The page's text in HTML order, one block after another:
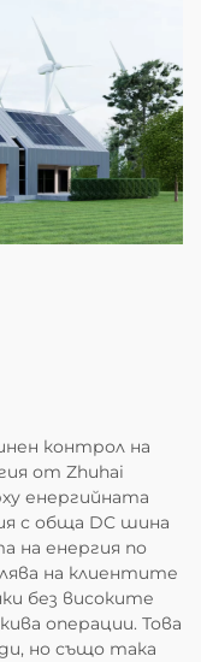
контрол на
от Zhuhai
енергийната
с обща DC шина
на енергия по
на клиентите
без високите
операции. Това
но също така